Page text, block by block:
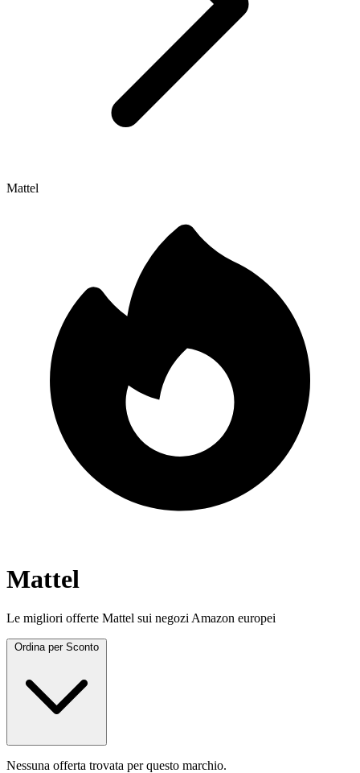
Mattel
Mattel
Le migliori offerte Mattel sui negozi Amazon europei
Ordina per Sconto
Nessuna offerta trovata per questo marchio.